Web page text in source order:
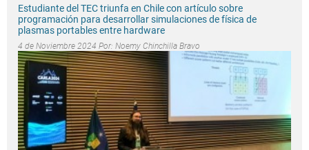
Estudiante del TEC triunfa en Chile con artículo sobre
programación para desarrollar simulaciones de física de
plasmas portables entre hardware
4 de Noviembre 2024 Por: Noemy Chinchilla Bravo